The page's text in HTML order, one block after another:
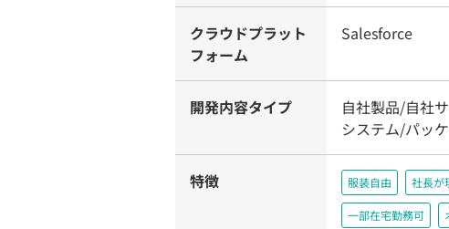
クラウドプラット
フォーム
Salesforce
開発内容タイプ
自社製品/自社
システム/パッ
特徴 服装自由 社長が
一部在宅勤務可